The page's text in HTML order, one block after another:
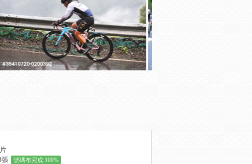
張
號碼布完成:100%